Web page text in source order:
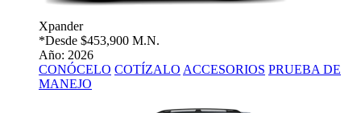
Xpander
*Desde $453,900 M.N.
Año: 2026
CONÓCELO COTÍZALO ACCESORIOS PRUEBA DE
MANEJO